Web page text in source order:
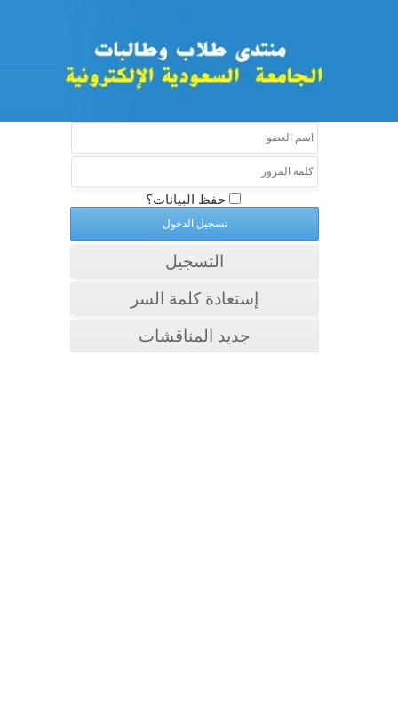
حفظ البيانات؟
التسجيل
إستعادة كلمة السر
جديد المناقشات